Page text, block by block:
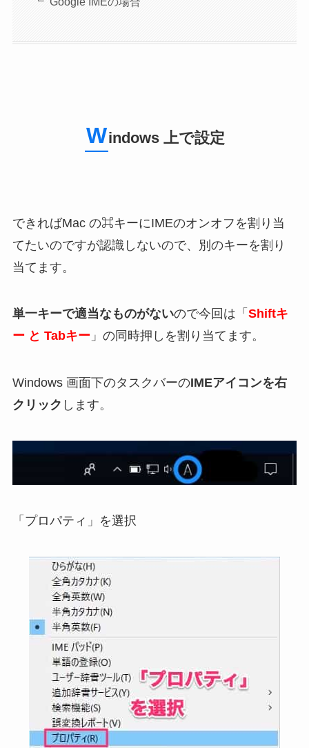
Windows 上で設定
できればMac の⌘キーにIMEのオンオフを割り当
てたいのですが認識しないので、別のキーを割り
当てます。
単一キーで適当なものがないので今回は「 Shiftキ
ー と Tabキー」の同時押しを割り当てます。
Windows 画面下のタスクバーのIMEアイコンを右
クリック します。
「プロパティ」を選択